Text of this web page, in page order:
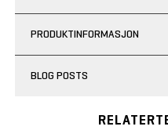
PRODUKTINFORMASJON
BLOG POSTS